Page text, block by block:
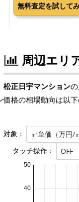
周辺エリ
松正日宇マンション
価格の相場動向は以下
対象： ㎡単価（万円/
タッチ操作： OFF
40
50